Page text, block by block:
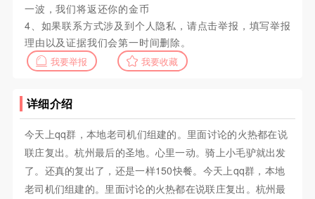
一波，我们将返还你的金币
4、如果联系方式涉及到个人隐私，请点击举报，填写举报
理由以及证据我们会第一时间删除。
我要举报 我要收藏
详细介绍
今天上qq群，本地老司机们组建的。里面讨论的火热都在说
联庄复出。杭州最后的圣地。心里一动。骑上小毛驴就出发
了。还真的复出了，还是一样150快餐。今天上qq群，本地
老司机们组建的。里面讨论的火热都在说联庄复出。杭州最